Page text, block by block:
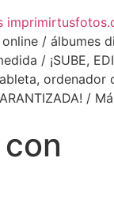
/ álbumes
/ ¡SUBE,
ordenador
/